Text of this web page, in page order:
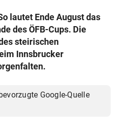
KG 2026
lautet Ende August das
des ÖFB-Cups. Die
steirischen
Innsbrucker
Google-Quelle